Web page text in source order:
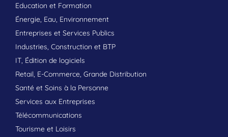
Education et Formation
Énergie, Eau, Environnement
Entreprises et Services Publics
Industries, Construction et BTP
IT, Édition de logiciels
Retail, E-Commerce, Grande Distribution
Santé et Soins à la Personne
Services aux Entreprises
Télécommunications
Tourisme et Loisirs